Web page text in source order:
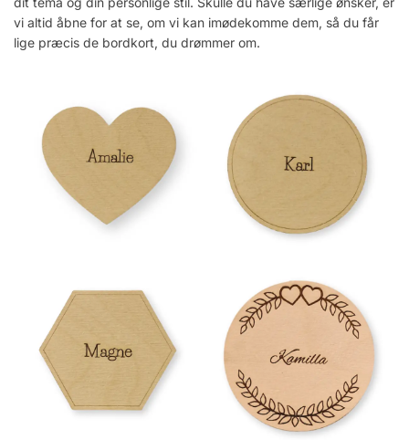
vi altid åbne for at se, om vi kan imødekomme dem, så du får
lige præcis de bordkort, du drømmer om.